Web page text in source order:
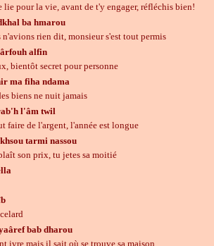
lie pour la vie, avant de t'y engager, réfléchis bien!
ba hmarou
n'avions rien dit, monsieur s'est tout permis
alfin
bientôt secret pour personne
ma fiha ndama
biens ne nuit jamais
l'âm twil
faire de l'argent, l'année est longue
tarmi nassou
son prix, tu jetes sa moitié
bab dharou
ivre mais il sait où se trouve sa maison